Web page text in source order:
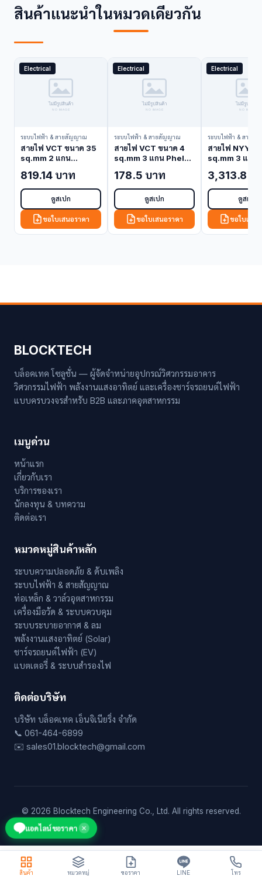
สินค้าแนะนำในหมวดเดียวกัน
Electrical
ระบบไฟฟ้า & สายสัญญาณ
สายไฟ VCT ขนาด 35
sq.mm 2 แกน
VCT-35-2C (VCT
Cable)
819.14 บาท
ดูสเปก
ขอใบเสนอราคา
Electrical
ระบบไฟฟ้า & สายสัญญาณ
สายไฟ VCT ขนาด 4
sq.mm 3 แกน Phelps
(VCT Cable)
178.5 บาท
ดูสเปก
ขอใบเสนอราคา
Electrical
ระบบไฟฟ้า & สายสั
สายไฟ NYY ข
sq.mm 3 แกน
(NYY Cable)
3,313.8 บ
ดูสเปก
ขอใบเสน
BLOCKTECH
บล็อคเทค โซลูชั่น — ผู้จัดจำหน่ายอุปกรณ์วิศวกรรมอาคาร
วิศวกรรมไฟฟ้า พลังงานแสงอาทิตย์ และเครื่องชาร์จรถยนต์ไฟฟ้า
แบบครบวงจรสำหรับ B2B และภาคอุตสาหกรรม
เมนูด่วน
หน้าแรก
เกี่ยวกับเรา
บริการของเรา
นักลงทุน & บทความ
ติดต่อเรา
หมวดหมู่สินค้าหลัก
ระบบความปลอดภัย & ดับเพลิง
ระบบไฟฟ้า & สายสัญญาณ
ท่อเหล็ก & วาล์วอุตสาหกรรม
เครื่องมือวัด & ระบบควบคุม
ระบบระบายอากาศ & ลม
พลังงานแสงอาทิตย์ (Solar)
ชาร์จรถยนต์ไฟฟ้า (EV)
แบตเตอรี่ & ระบบสำรองไฟ
ติดต่อบริษัท
บริษัท บล็อคเทค เอ็นจิเนียริ่ง จำกัด
📞 061-464-6899
✉️ sales01.blocktech@gmail.com
© 2026 Blocktech Engineering Co., Ltd. All rights reserved.
สินค้า หมวดหมู่ ขอราคา LINE โทร
แอดไลน์ขอราคา ✕